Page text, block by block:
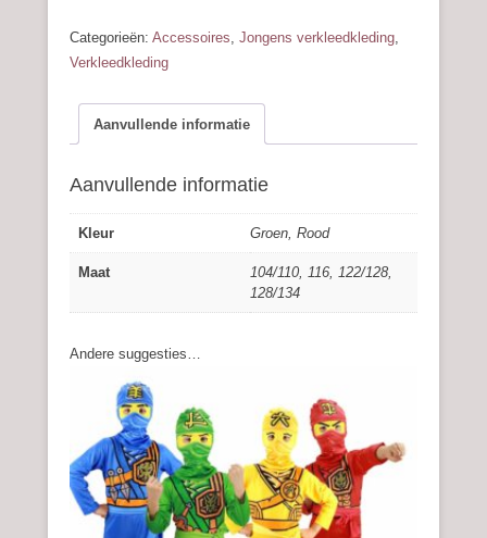
Categorieën: Accessoires, Jongens verkleedkleding,
Verkleedkleding
Aanvullende informatie
Aanvullende informatie
Kleur Groen, Rood
Maat
104/110, 116, 122/128,
128/134
Andere suggesties…